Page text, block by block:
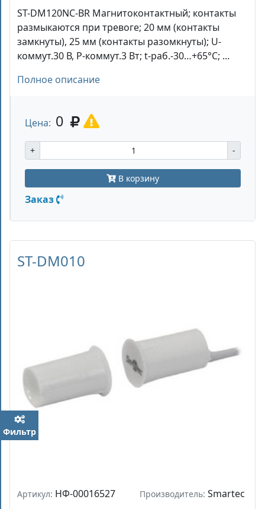
ST-DM120NC-BR Магнитоконтактный; контакты
размыкаются при тревоге; 20 мм (контакты
замкнуты), 25 мм (контакты разомкнуты); U-
коммут.30 В, P-коммут.3 Вт; t-раб.-30…+65°С; ...
Полное описание
Цена: 0
+ -
В корзину
Заказ
ST-DM010
Артикул: НФ-00016527 Производитель: Smartec
Фильтр